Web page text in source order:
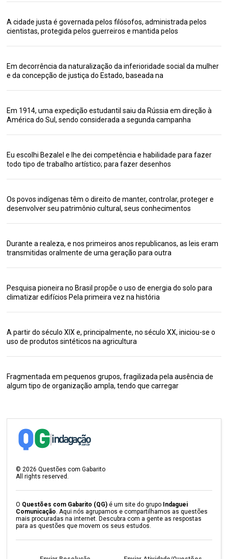
A cidade justa é governada pelos filósofos, administrada pelos
cientistas, protegida pelos guerreiros e mantida pelos
Em decorrência da naturalização da inferioridade social da mulher
e da concepção de justiça do Estado, baseada na
Em 1914, uma expedição estudantil saiu da Rússia em direção à
América do Sul, sendo considerada a segunda campanha
Eu escolhi Bezalel e lhe dei competência e habilidade para fazer
todo tipo de trabalho artístico; para fazer desenhos
Os povos indígenas têm o direito de manter, controlar, proteger e
desenvolver seu patrimônio cultural, seus conhecimentos
Durante a realeza, e nos primeiros anos republicanos, as leis eram
transmitidas oralmente de uma geração para outra
Pesquisa pioneira no Brasil propõe o uso de energia do solo para
climatizar edifícios Pela primeira vez na história
A partir do século XIX e, principalmente, no século XX, iniciou-se o
uso de produtos sintéticos na agricultura
Fragmentada em pequenos grupos, fragilizada pela ausência de
algum tipo de organização ampla, tendo que carregar
© 2026 Questões com Gabarito
All rights reserved.
O Questões com Gabarito (QG) é um site do grupo Indaguei
Comunicação . Aqui nós agrupamos e compartilhamos as questões
mais procuradas na internet. Descubra com a gente as respostas
para as questões que movem os seus estudos.